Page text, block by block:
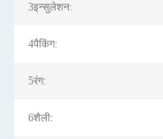
3इन्सुलेशन:
4पैकिंग:
5रंग:
6शैली: